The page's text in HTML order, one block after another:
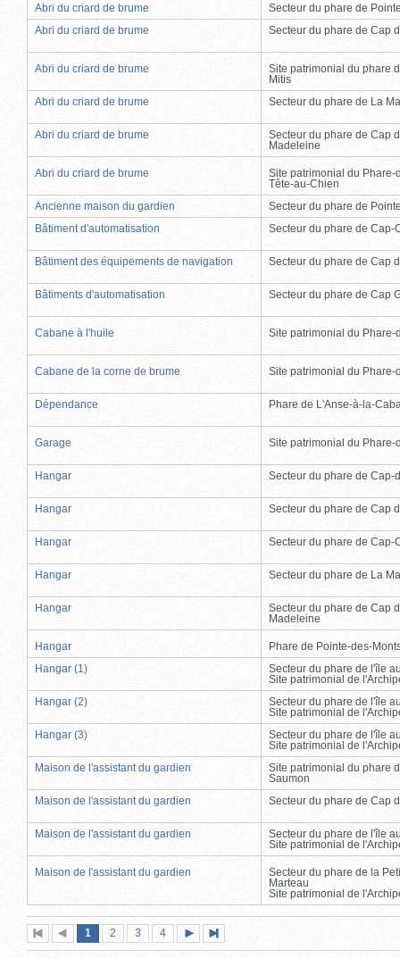
Abri du criard de brume
Secteur du phare de
Abri du criard de brume
Secteur du phare de Cap
Abri du criard de brume
Site patrimonial du phare
Mitis
Abri du criard de brume
Secteur du phare de La
Abri du criard de brume
Secteur du phare de Cap
Madeleine
Abri du criard de brume
Site patrimonial du Phare-
Tête-au-Chien
Ancienne maison du gardien
Secteur du phare de
Bâtiment d'automatisation
Secteur du phare de Cap-
Bâtiment des équipements de navigation Secteur du phare de Cap
Bâtiments d'automatisation Secteur du phare de Cap
Cabane à l'huile Site patrimonial du Phare-
Cabane de la corne de brume Site patrimonial du Phare-
Dépendance Phare de L'Anse-à-la-
Garage Site patrimonial du Phare-
Hangar Secteur du phare de Cap-
Hangar Secteur du phare de Cap
Hangar Secteur du phare de Cap-
Hangar Secteur du phare de La
Hangar
Secteur du phare de Cap
Madeleine
Hangar
Phare de Pointe-des-
Hangar (1)
Secteur du phare de l'île
Site patrimonial de
Hangar (2)
Secteur du phare de l'île
Site patrimonial de
Hangar (3)
Secteur du phare de l'île
Site patrimonial de
Maison de l'assistant du gardien
Site patrimonial du phare
Saumon
Maison de l'assistant du gardien
Secteur du phare de Cap
Maison de l'assistant du gardien
Secteur du phare de l'île
Site patrimonial de
Maison de l'assistant du gardien
Secteur du phare de la
Marteau
Site patrimonial de
Première
page
Page
précédente
Page
1 (page
actuelle)
Page
2 Page
3 Page
4
suivante
page